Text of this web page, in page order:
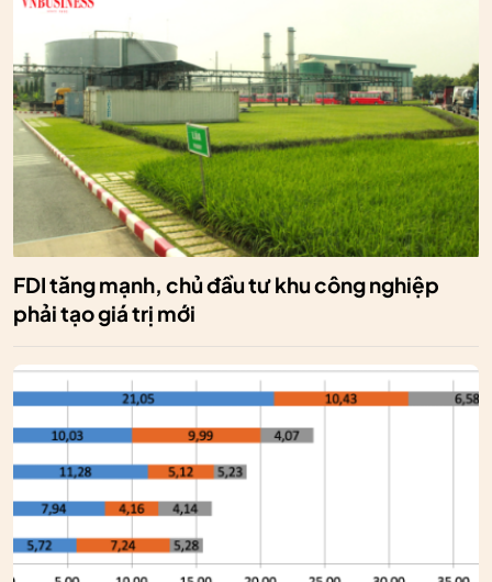
FDI tăng mạnh, chủ đầu tư khu công nghiệp
phải tạo giá trị mới